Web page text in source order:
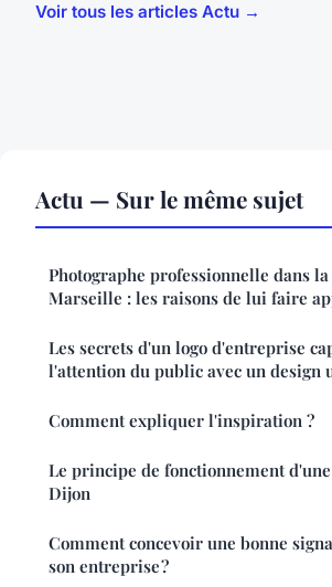
Voir tous les articles Actu →
Actu — Sur le même sujet
Photographe professionnelle dans
Marseille : les raisons de lui faire
Les secrets d'un logo d'entreprise
l'attention du public avec un design
Comment expliquer l'inspiration ?
Le principe de fonctionnement d'une
Dijon
Comment concevoir une bonne
son entreprise ?